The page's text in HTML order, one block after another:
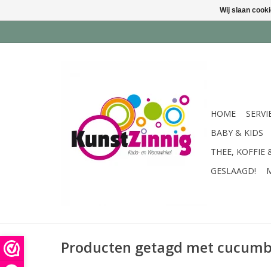
HOME
BABY & KIDS
THEE, KOFFIE
GESLAAGD!
Producten getagd met
Wij slaan